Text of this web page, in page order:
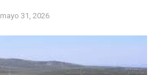
mayo 31, 2026